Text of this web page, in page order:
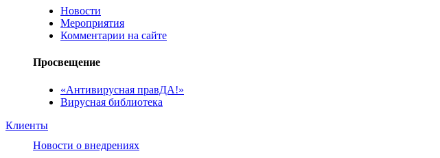
Новости
Мероприятия
Комментарии на сайте
Просвещение
«Антивирусная правДА!»
Вирусная библиотека
Клиенты
Новости о внедрениях